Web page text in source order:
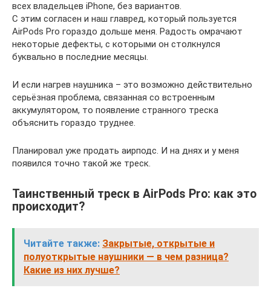
всех владельцев iPhone, без вариантов.
С этим согласен и наш главред, который пользуется
AirPods Pro гораздо дольше меня. Радость омрачают
некоторые дефекты, с которыми он столкнулся
буквально в последние месяцы.
И если нагрев наушника – это возможно действительно
серьёзная проблема, связанная со встроенным
аккумулятором, то появление странного треска
объяснить гораздо труднее.
Планировал уже продать аирподс. И на днях и у меня
появился точно такой же треск.
Таинственный треск в AirPods Pro: как это
происходит?
Читайте также: Закрытые, открытые и
полуоткрытые наушники — в чем разница?
Какие из них лучше?